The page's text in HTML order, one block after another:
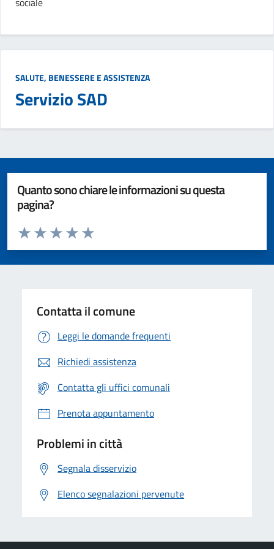
SALUTE, BENESSERE E ASSISTENZA
Servizio SAD
Quanto sono chiare le informazioni su questa
pagina?
Valuta da 1 a 5 stelle la pagina
Valuta 5 stelle su 5
Valuta 4 stelle su 5
Valuta 3 stelle su 5
Valuta 2 stelle su 5
Valuta 1 stelle su 5
Contatta il comune
Leggi le domande frequenti
Richiedi assistenza
Contatta gli uffici comunali
Prenota appuntamento
Problemi in città
Segnala disservizio
Elenco segnalazioni pervenute